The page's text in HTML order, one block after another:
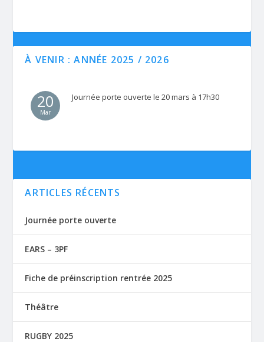
À VENIR : ANNÉE 2025 / 2026
20
Mar
Journée porte ouverte le 20 mars à 17h30
ARTICLES RÉCENTS
Journée porte ouverte
EARS – 3PF
Fiche de préinscription rentrée 2025
Théâtre
RUGBY 2025